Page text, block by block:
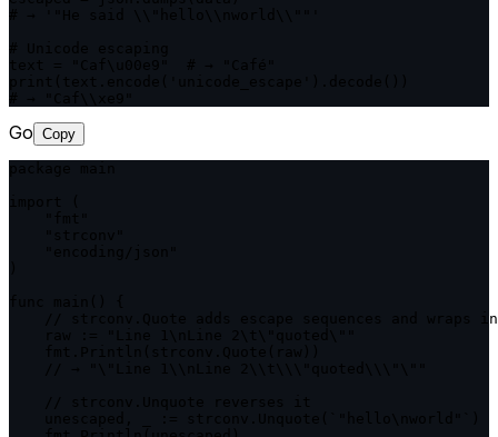
Go Copy
// strconv.Quote adds escape sequences and wraps